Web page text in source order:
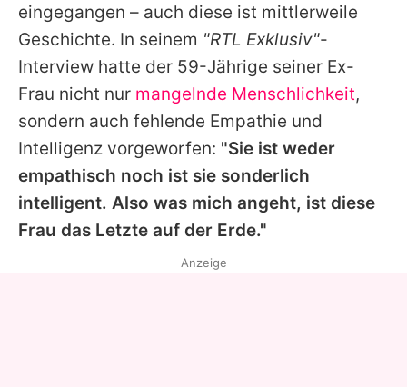
eingegangen – auch diese ist mittlerweile
Geschichte. In seinem "RTL Exklusiv"-
Interview hatte der 59-Jährige seiner Ex-
Frau nicht nur mangelnde Menschlichkeit,
sondern auch fehlende Empathie und
Intelligenz vorgeworfen: "Sie ist weder
empathisch noch ist sie sonderlich
intelligent. Also was mich angeht, ist diese
Frau das Letzte auf der Erde."
Anzeige